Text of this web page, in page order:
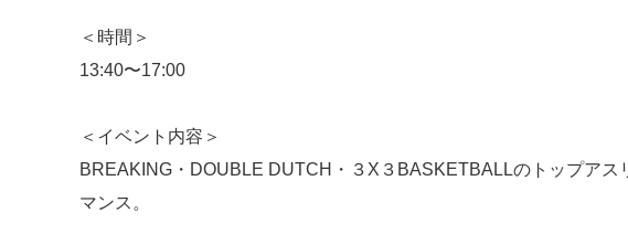
＜時間＞
13:40〜17:00
＜イベント内容＞
BREAKING・DOUBLE DUTCH・３X３BASKETBALLのトップアス
マンス。